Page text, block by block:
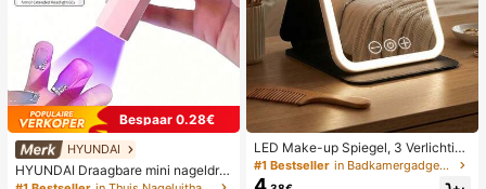
Bespaar 0.28€
HYUNDAI
HYUNDAI Draagbare mini nageldro
ger, oplaadbare handlamp UV/LED
LED Make-up Spiegel, 3 Verlichting
smodi, Verstelbare Helderheid, Draa
gbaar Vouwbaar Ontwerp, Geschikt
#1 Bestseller in Badkamergadgets die favoriet zijn bij klanten B